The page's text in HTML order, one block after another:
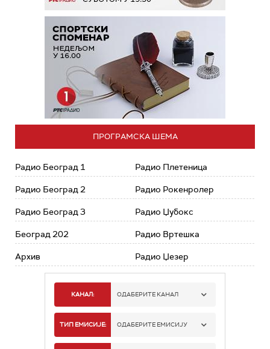
ПРОГРАМСКА ШЕМА
Радио Београд 1
Радио Београд 2
Радио Београд 3
Београд 202
Архив
Радио Плетеница
Радио Рокенролер
Радио Џубокс
Радио Вртешка
Радио Џезер
КАНАЛ: ОДАБЕРИТЕ КАНАЛ
РАДИО БЕОГРАД 1
ТИП ЕМИСИЈЕ: ОДАБЕРИТЕ ЕМИСИЈУ